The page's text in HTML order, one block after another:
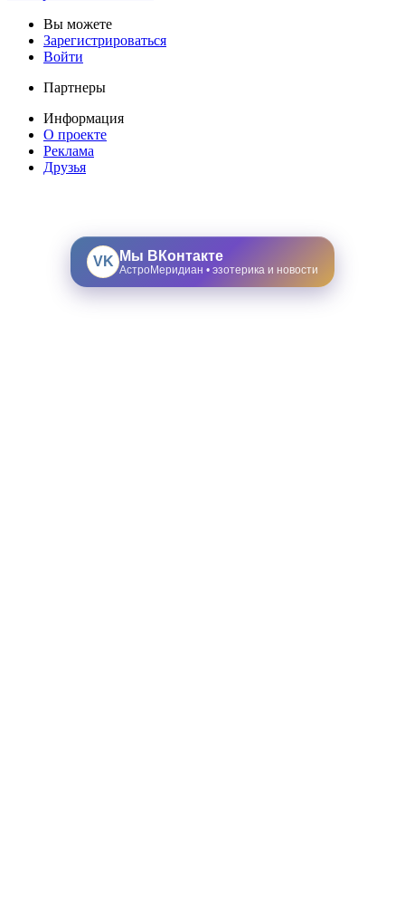
Вы можете
Зарегистрироваться
Войти
Партнеры
Информация
О проекте
Реклама
Друзья
VK Мы ВКонтакте
АстроМеридиан • эзотерика и новости